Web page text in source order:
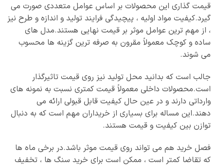
قیمت‌ گذاری این محصولات بر اساس عوامل متعددی صورت می‌
گیرد.کیفیت مواد اولیه ، پیچیدگی فرایند تولید و اندازه و طرح نیز
، از مهم‌ ترین عوامل موثر بر قیمت نهایی هستند.مدل‌ های
ساده و کوچک معمولاً مقرون‌ به‌ صرفه‌ ترین گزینه‌ ها محسوب
می‌ شوند.
جالب است که بدانید محل تولید نیز روی قیمت تاثیرگذار
است.محصولات داخلی معمولاً قیمت کمتری نسبت به نمونه‌ های
وارداتی دارند و در عین حال کیفیت قابل قبولی ارائه می‌
دهند.این مساله برای بسیاری از خریداران مهم است که به دنبال
توازن بین کیفیت و قیمت هستند.
فصل خرید هم می‌ تواند روی قیمت موثر باشد.در برخی ماه‌ ها
که تقاضا کمتر است ، ممکن است برای خرید سنگ ها ، تخفیف‌